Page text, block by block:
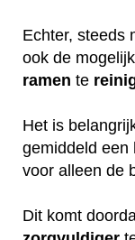
Echter, steeds
ook de
ramen te
Het is
gemiddeld een
voor alleen de
Dit komt